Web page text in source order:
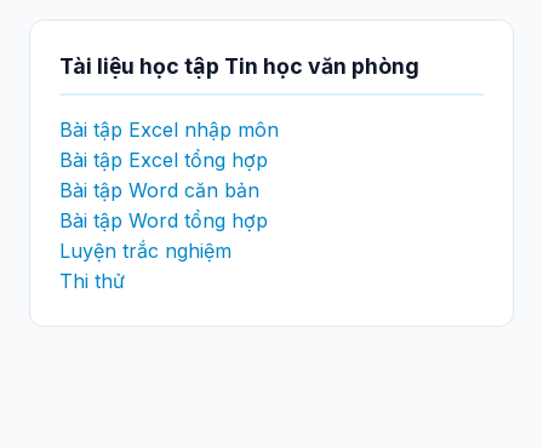
Tài liệu học tập Tin học văn phòng
Bài tập Excel nhập môn
Bài tập Excel tổng hợp
Bài tập Word căn bản
Bài tập Word tổng hợp
Luyện trắc nghiệm
Thi thử